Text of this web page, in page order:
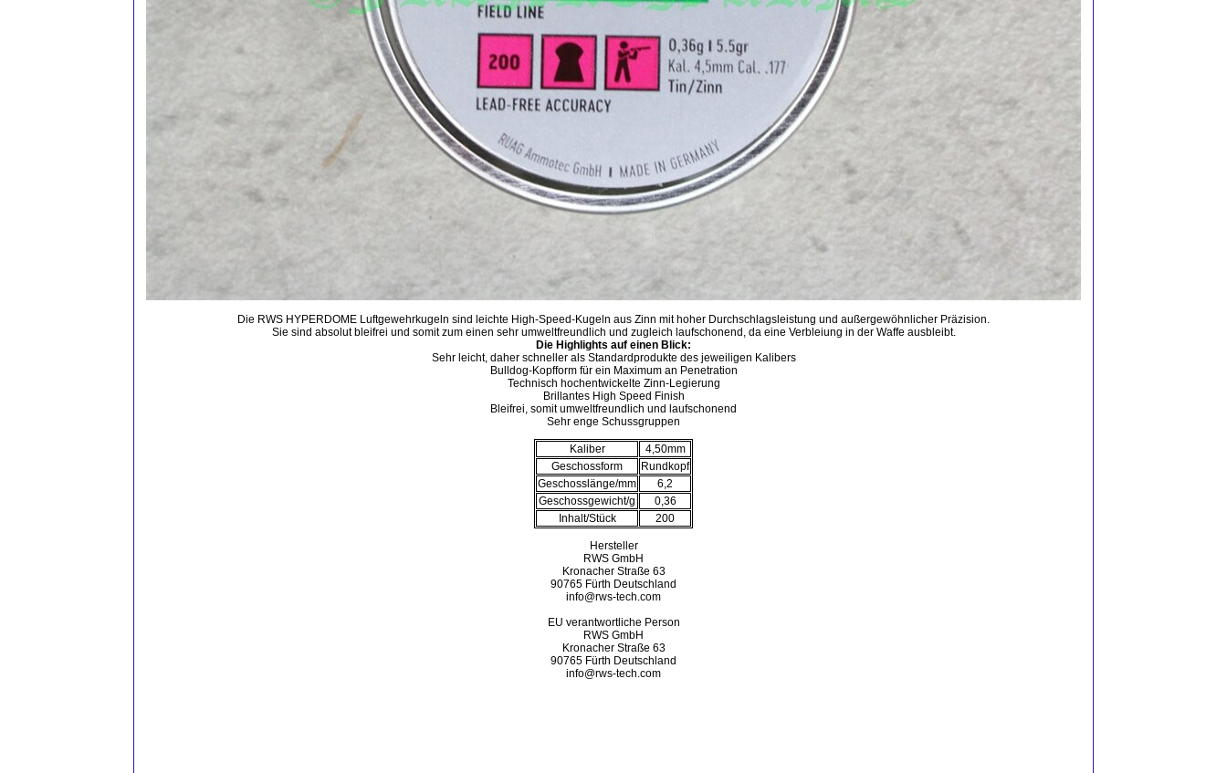
Die RWS HYPERDOME Luftgewehrkugeln sind leichte High-Speed-Kugeln aus Zinn mit hoher Durchschlagsleistung und außergewöhnlicher Präzision.
Sie sind absolut bleifrei und somit zum einen sehr umweltfreundlich und zugleich laufschonend, da eine Verbleiung in der Waffe ausbleibt.
Die Highlights auf einen Blick:
Sehr leicht, daher schneller als Standardprodukte des jeweiligen Kalibers
Bulldog-Kopfform für ein Maximum an Penetration
Technisch hochentwickelte Zinn-Legierung
Brillantes High Speed Finish
Bleifrei, somit umweltfreundlich und laufschonend
Sehr enge Schussgruppen
Kaliber
4,50mm
Geschossform
Rundkopf
Geschosslänge/mm
6,2
Geschossgewicht/g
0,36
Inhalt/Stück
200
Hersteller
RWS GmbH
Kronacher Straße 63
90765 Fürth Deutschland
info@rws-tech.com
EU verantwortliche Person
RWS GmbH
Kronacher Straße 63
90765 Fürth Deutschland
info@rws-tech.com